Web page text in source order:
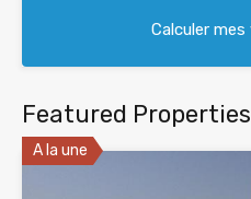
Featured Properties
A la une